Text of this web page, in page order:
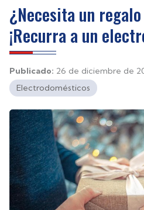
¿Necesita un
¡Recurra a un
Publicado: 26 de diciembre de
Electrodomésticos